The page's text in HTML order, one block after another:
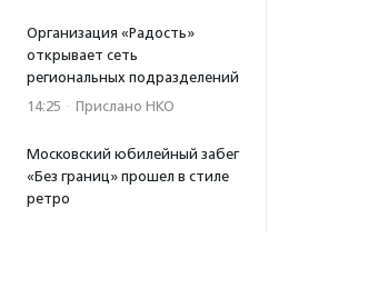
Организация «Радость»
открывает сеть
региональных подразделений
14:25 · Прислано НКО
Московский юбилейный забег
«Без границ» прошел в стиле
ретро